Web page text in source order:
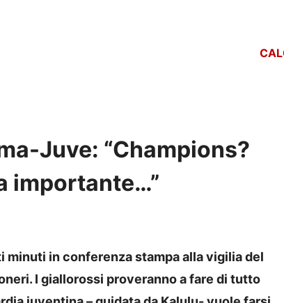
Juve: “Champions?
importante…”
minuti in conferenza stampa alla vigilia del
I giallorossi proveranno a fare di tutto